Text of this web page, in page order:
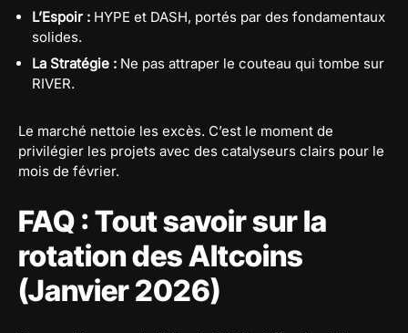
L’Espoir : HYPE et DASH, portés par des fondamentaux
solides.
La Stratégie : Ne pas attraper le couteau qui tombe sur
RIVER.
Le marché nettoie les excès. C’est le moment de
privilégier les projets avec des catalyseurs clairs pour le
mois de février.
FAQ : Tout savoir sur la
rotation des Altcoins
(Janvier 2026)